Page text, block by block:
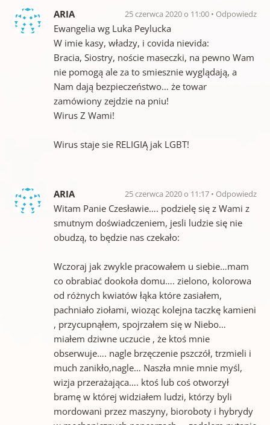
ARIA 25 czerwca 2020 o 11:00 Odpowiedz
Ewangelia wg Luka Peylucka
W imie kasy, władzy, i covida nievida:
Bracia, Siostry, noście maseczki, na pewno Wam
nie pomogą ale za to smiesznie wyglądają, a
Nam dają bezpieczeństwo… że towar
zamówiony zejdzie na pniu!
Wirus Z Wami!
Wirus staje sie RELIGIĄ jak LGBT!
ARIA 25 czerwca 2020 o 11:17 Odpowiedz
Witam Panie Czesławie…. podzielę się z Wami z
smutnym doświadczeniem, jesli ludzie się nie
obudzą, to będzie nas czekało:
Wczoraj jak zwykle pracowałem u siebie…mam
co obrabiać dookoła domu…. zielono, kolorowa
od różnych kwiatów łąka które zasiałem,
pachniało ziołami, wioząc kolejna taczkę kamieni
, przycupnąłem, spojrzałem się w Niebo…
miałem dziwne uczucie , że ktoś mnie
obserwuje…. nagle brzęczenie pszczół, trzmieli i
much zanikło,nagle… Naszła mnie mnie myśl,
wizja przerażająca…. ktoś lub coś otworzył
bramę w której widziałem ludzi, którzy byli
mordowani przez maszyny, bioroboty i hybrydy